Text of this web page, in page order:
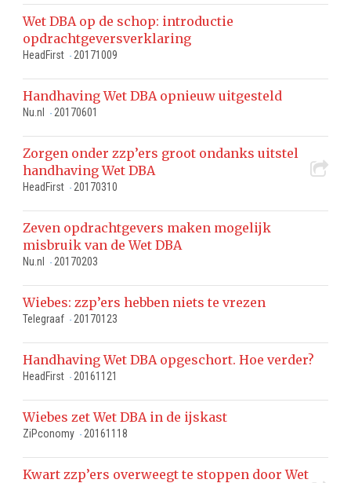
Wet DBA op de schop: introductie
opdrachtgeversverklaring
HeadFirst - 20171009
Handhaving Wet DBA opnieuw uitgesteld
Nu.nl - 20170601
Zorgen onder zzp’ers groot ondanks uitstel
handhaving Wet DBA
HeadFirst - 20170310
Zeven opdrachtgevers maken mogelijk
misbruik van de Wet DBA
Nu.nl - 20170203
Wiebes: zzp’ers hebben niets te vrezen
Telegraaf - 20170123
Handhaving Wet DBA opgeschort. Hoe verder?
HeadFirst - 20161121
Wiebes zet Wet DBA in de ijskast
ZiPconomy - 20161118
Kwart zzp’ers overweegt te stoppen door Wet